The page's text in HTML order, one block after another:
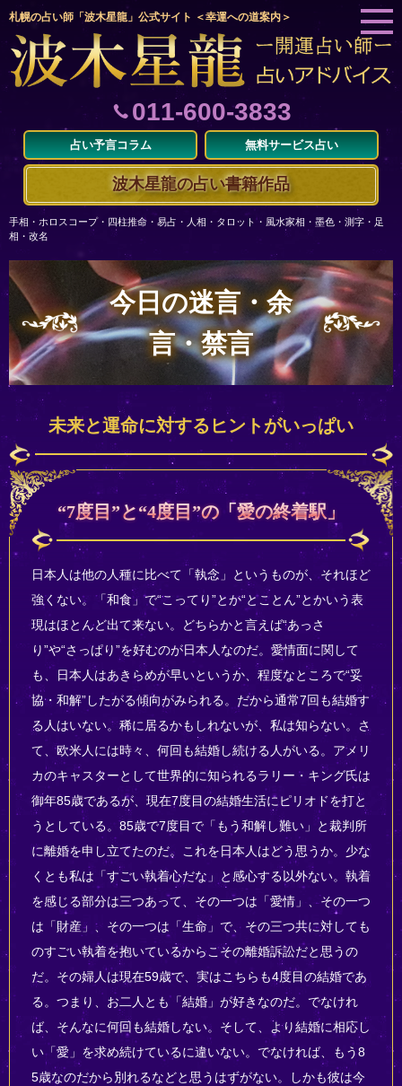
札幌の占い師「波木星龍」公式サイト ＜幸運への道案内＞
011-600-3833
占い予言コラム 無料サービス占い
波木星龍の占い書籍作品
手相・ホロスコープ・四柱推命・易占・人相・タロット・風水家相・墨色・測字・足
相・改名
今日の迷言・余
言・禁言
未来と運命に対するヒントがいっぱい
“7度目”と“4度目”の「愛の終着駅」
日本人は他の人種に比べて「執念」というものが、それほど
強くない。「和食」で“こってり”とか“とことん”とかいう表
現はほとんど出て来ない。どちらかと言えば“あっさ
り”や“さっぱり”を好むのが日本人なのだ。愛情面に関して
も、日本人はあきらめが早いというか、程度なところで“妥
協・和解”したがる傾向がみられる。だから通常7回も結婚す
る人はいない。稀に居るかもしれないが、私は知らない。さ
て、欧米人には時々、何回も結婚し続ける人がいる。アメリ
カのキャスターとして世界的に知られるラリー・キング氏は
御年85歳であるが、現在7度目の結婚生活にピリオドを打と
うとしている。85歳で7度目で「もう和解し難い」と裁判所
に離婚を申し立てたのだ。これを日本人はどう思うか。少な
くとも私は「すごい執着心だな」と感心する以外ない。執着
を感じる部分は三つあって、その一つは「愛情」、その一つ
は「財産」、その一つは「生命」で、その三つ共に対しても
のすごい執着を抱いているからこその離婚訴訟だと思うの
だ。その婦人は現在59歳で、実はこちらも4度目の結婚であ
る。つまり、お二人とも「結婚」が好きなのだ。でなけれ
ば、そんなに何回も結婚しない。そして、より結婚に相応し
い「愛」を求め続けているに違いない。でなければ、もう8
5歳なのだから別れるなどと思うはずがない。しかも彼は今